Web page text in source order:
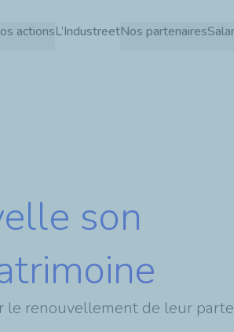
actionsL’IndustreetNos partenaires
son
le renouvellement de leur